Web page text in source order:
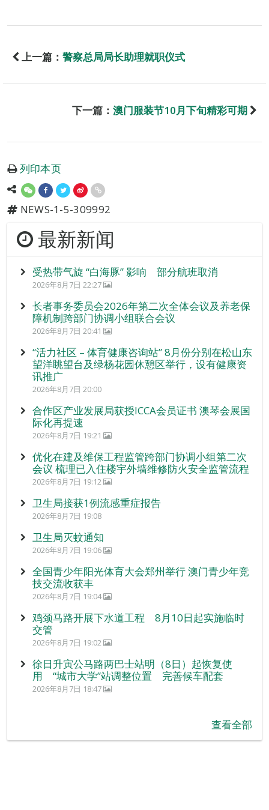
上一篇： 警察总局局长助理就职仪式
下一篇： 澳门服装节10月下旬精彩可期
列印本页
NEWS-1-5-309992
最新新闻
受热带气旋 “白海豚” 影响 部分航班取消
2026年8月7日 22:27
长者事务委员会2026年第二次全体会议及养老保
障机制跨部门协调小组联合会议
2026年8月7日 20:41
“活力社区 – 体育健康咨询站” 8月份分别在松山东
望洋眺望台及绿杨花园休憩区举行，设有健康资
讯推广
2026年8月7日 20:00
合作区产业发展局获授ICCA会员证书 澳琴会展国
际化再提速
2026年8月7日 19:21
优化在建及维保工程监管跨部门协调小组第二次
会议 梳理已入住楼宇外墙维修防火安全监管流程
2026年8月7日 19:12
卫生局接获1例流感重症报告
2026年8月7日 19:08
卫生局灭蚊通知
2026年8月7日 19:06
全国青少年阳光体育大会郑州举行 澳门青少年竞
技交流收获丰
2026年8月7日 19:04
鸡颈马路开展下水道工程 8月10日起实施临时
交管
2026年8月7日 19:02
徐日升寅公马路两巴士站明（8日）起恢复使
用 “城市大学”站调整位置 完善候车配套
2026年8月7日 18:47
查看全部